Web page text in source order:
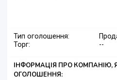
Тип оголошення:
Торг:
--
ІНФОРМАЦІЯ ПРО КОМПАНІЮ,
ОГОЛОШЕННЯ: